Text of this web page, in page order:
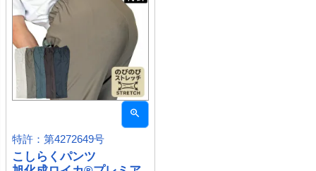
特許：第4272649号
こしらくパンツ